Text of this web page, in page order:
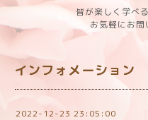
皆が楽しく学べ
お気軽にお問
インフォメーション
2022-12-23 23:05:00